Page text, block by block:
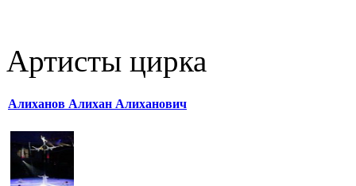
Артисты цирка
Алиханов Алихан Алиханович